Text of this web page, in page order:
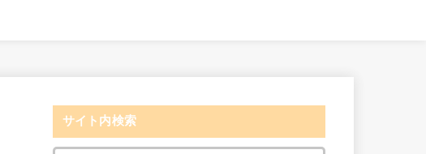
サイト内検索